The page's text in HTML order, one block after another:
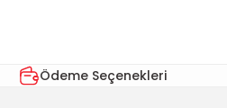
Ödeme Seçenekleri